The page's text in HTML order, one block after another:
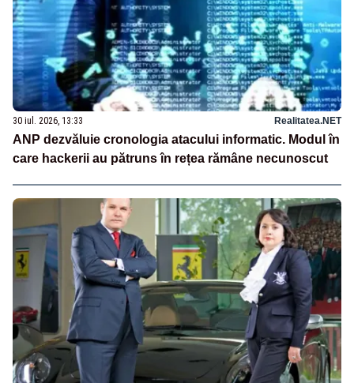
30 iul. 2026, 13:33 Realitatea.NET
ANP dezvăluie cronologia atacului informatic. Modul în
care hackerii au pătruns în rețea rămâne necunoscut